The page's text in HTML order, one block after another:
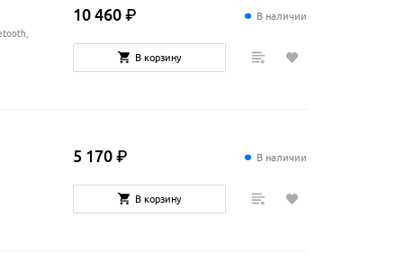
В наличии
10 460 ₽
В корзину
В наличии
5 170 ₽
В корзину